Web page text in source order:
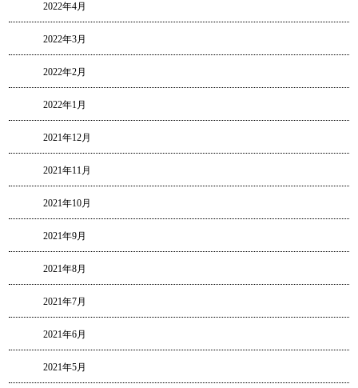
2022年4月
2022年3月
2022年2月
2022年1月
2021年12月
2021年11月
2021年10月
2021年9月
2021年8月
2021年7月
2021年6月
2021年5月